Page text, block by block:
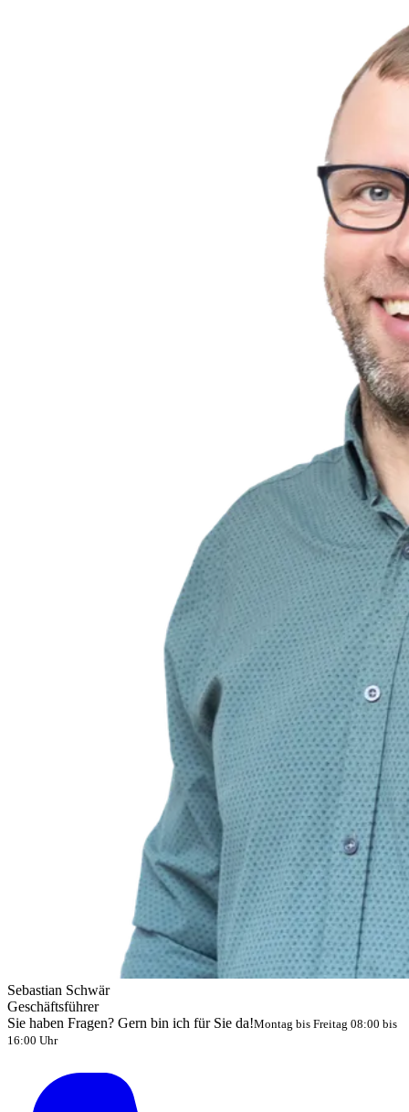
Sebastian Schwär
Geschäftsführer
Sie haben Fragen? Gern bin ich für Sie da!Montag bis Freitag 08:00 bis
16:00 Uhr